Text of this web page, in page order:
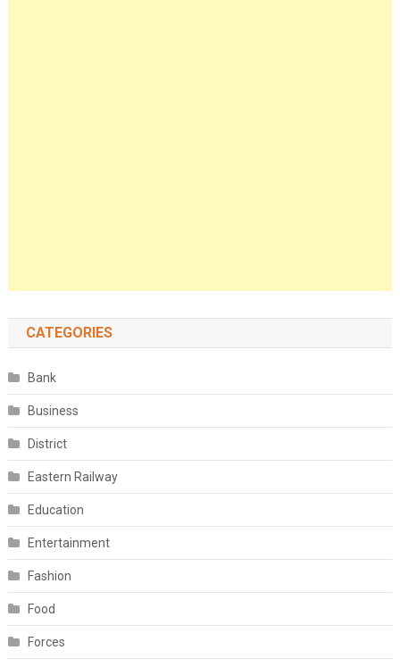
CATEGORIES
Bank
Business
District
Eastern Railway
Education
Entertainment
Fashion
Food
Forces